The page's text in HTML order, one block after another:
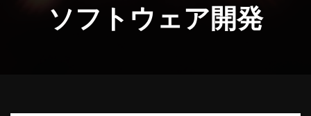
ソフトウェア開発